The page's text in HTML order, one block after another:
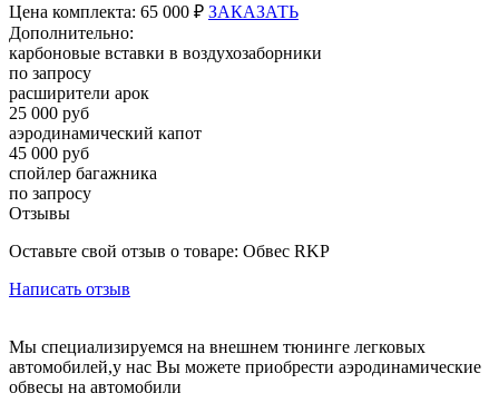
Цена комплекта: 65 000 ₽ ЗАКАЗАТЬ
Дополнительно:
карбоновые вставки в воздухозаборники
по запросу
расширители арок
25 000 руб
аэродинамический капот
45 000 руб
спойлер багажника
по запросу
Отзывы
Оставьте свой отзыв о товаре: Обвес RKP
Написать отзыв
Мы специализируемся на внешнем тюнинге легковых
автомобилей,у нас Вы можете приобрести аэродинамические
обвесы на автомобили